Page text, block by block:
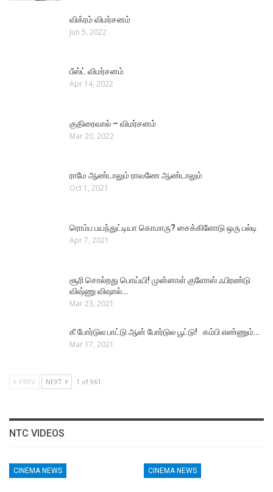
விக்ரம் விமர்சனம்
Jun 5, 2022
பீஸ்ட் விமர்சனம்
Apr 14, 2022
குதிரைவால் – விமர்சனம்
Mar 20, 2022
ராமே ஆண்டாலும் ராவணே ஆண்டாலும்
Oct 1, 2021
ரொம்ப பயந்துட்டியா கொமாரு? சைக்கிளோடு ஒரு பல்டி
Apr 7, 2021
சூரி சொல்றது பொய்யி! முன்னாள் குளோஸ் ஃபிரண்டு
விஷ்ணு விஷால்…
Mar 23, 2021
கீ போர்டுல பாட்டு ஆன் போர்டுல பூட்டு! கம்பி எண்ணும்…
Mar 17, 2021
PREV NEXT 1 of 961
NTC VIDEOS
CINEMA NEWS CINEMA NEWS